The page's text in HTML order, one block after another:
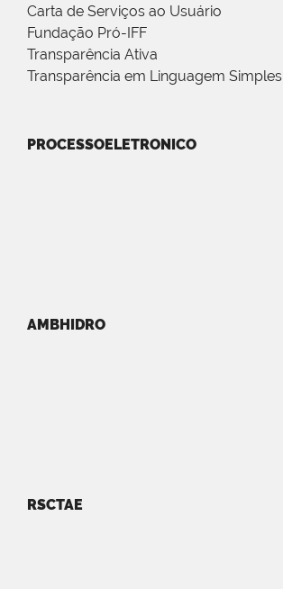
Carta de Serviços ao Usuário
Fundação Pró-IFF
Transparência Ativa
Transparência em Linguagem Simples
PROCESSOELETRONICO
AMBHIDRO
RSCTAE